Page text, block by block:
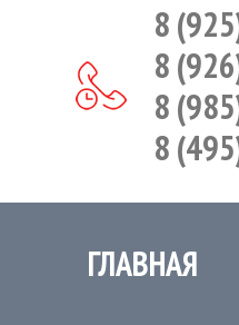
8
8
8
8
ГЛАВНАЯ